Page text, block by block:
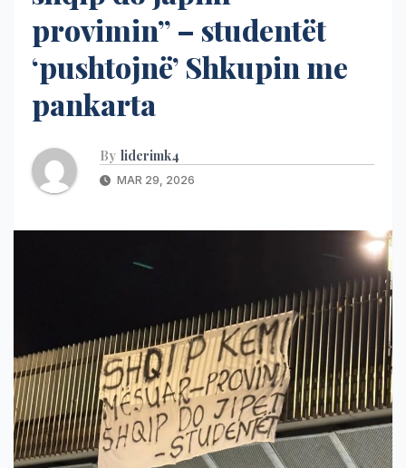
provimin” – studentët
‘pushtojnë’ Shkupin me
pankarta
By liderimk4
MAR 29, 2026